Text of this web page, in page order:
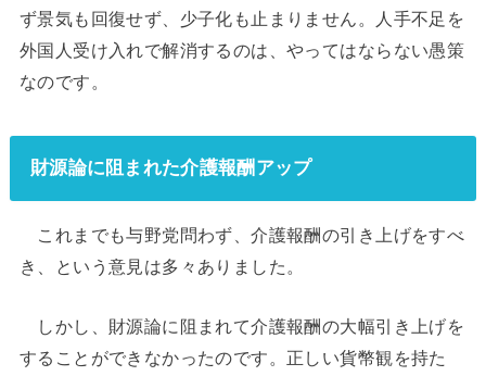
ず景気も回復せず、少子化も止まりません。人手不足を
外国人受け入れで解消するのは、やってはならない愚策
なのです。
財源論に阻まれた介護報酬アップ
これまでも与野党問わず、介護報酬の引き上げをすべ
き、という意見は多々ありました。
しかし、財源論に阻まれて介護報酬の大幅引き上げを
することができなかったのです。正しい貨幣観を持た